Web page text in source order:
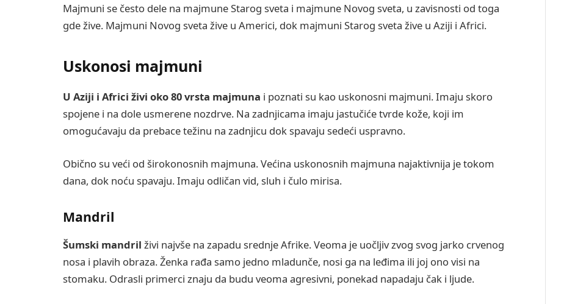
Majmuni se često dele na majmune Starog sveta i majmune Novog sveta, u zavisnosti od toga
gde žive. Majmuni Novog sveta žive u Americi, dok majmuni Starog sveta žive u Aziji i Africi.
Uskonosi majmuni
U Aziji i Africi živi oko 80 vrsta majmuna i poznati su kao uskonosni majmuni. Imaju skoro
spojene i na dole usmerene nozdrve. Na zadnjicama imaju jastučiće tvrde kože, koji im
omogućavaju da prebace težinu na zadnjicu dok spavaju sedeći uspravno.
Obično su veći od širokonosnih majmuna. Većina uskonosnih majmuna najaktivnija je tokom
dana, dok noću spavaju. Imaju odličan vid, sluh i čulo mirisa.
Mandril
Šumski mandril živi najvše na zapadu srednje Afrike. Veoma je uočljiv zvog svog jarko crvenog
nosa i plavih obraza. Ženka rađa samo jedno mladunče, nosi ga na leđima ili joj ono visi na
stomaku. Odrasli primerci znaju da budu veoma agresivni, ponekad napadaju čak i ljude.